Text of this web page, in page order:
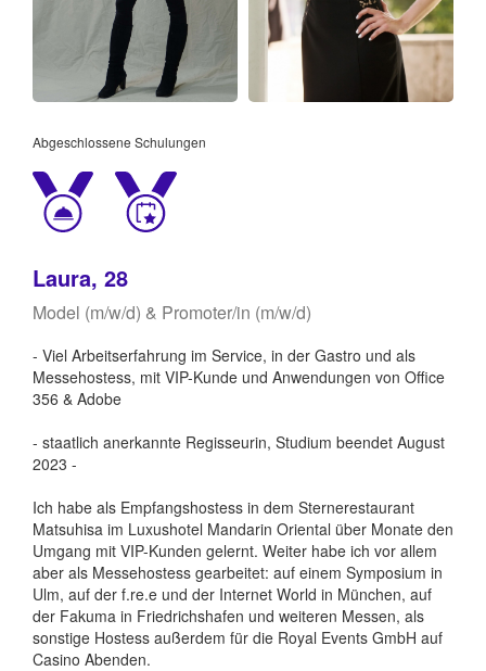
Abgeschlossene Schulungen
Laura, 28
Model (m/w/d) & Promoter/in (m/w/d)
- Viel Arbeitserfahrung im Service, in der Gastro und als
Messehostess, mit VIP-Kunde und Anwendungen von Office
356 & Adobe
- staatlich anerkannte Regisseurin, Studium beendet August
2023 -
Ich habe als Empfangshostess in dem Sternerestaurant
Matsuhisa im Luxushotel Mandarin Oriental über Monate den
Umgang mit VIP-Kunden gelernt. Weiter habe ich vor allem
aber als Messehostess gearbeitet: auf einem Symposium in
Ulm, auf der f.re.e und der Internet World in München, auf
der Fakuma in Friedrichshafen und weiteren Messen, als
sonstige Hostess außerdem für die Royal Events GmbH auf
Casino Abenden.